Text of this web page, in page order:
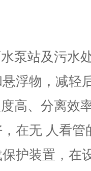
泵站及污水
浮物，减轻
高、分离效
在无 人看
护装置，在